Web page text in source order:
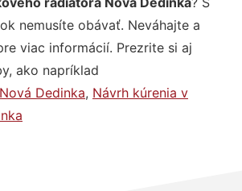
nemusíte obávať. Neváhajte a
viac informácií. Prezrite si aj
ako napríklad
Dedinka, Návrh kúrenia v